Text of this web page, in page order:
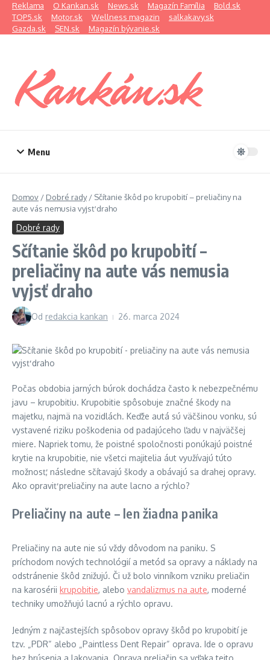
Preskočiť na obsah
Reklama O Kankan.sk News.sk Magazín Família
Bold.sk
TOP5.sk
Motor.sk Wellness magazin
salkakavy.sk
Gazda.sk
SEN.sk Magazín bývanie.sk
Menu
Domov / Dobré rady/ Sčítanie škôd po krupobití – preliačiny na
aute vás nemusia vyjsť draho
Dobré rady
Sčítanie škôd po krupobití –
preliačiny na aute vás nemusia
vyjsť draho
Od redakcia kankan 26. marca 2024
Počas obdobia jarných búrok dochádza často k nebezpečnému
javu – krupobitiu. Krupobitie spôsobuje značné škody na
majetku, najmä na vozidlách. Keďže autá sú väčšinou vonku, sú
vystavené riziku poškodenia od padajúceho ľadu v najväčšej
miere. Napriek tomu, že poistné spoločnosti ponúkajú poistné
krytie na krupobitie, nie všetci majitelia áut využívajú túto
možnosť, následne sčítavajú škody a obávajú sa drahej opravy.
Ako opraviť preliačiny na aute lacno a rýchlo?
Preliačiny na aute – len žiadna panika
Preliačiny na aute nie sú vždy dôvodom na paniku. S
príchodom nových technológií a metód sa opravy a náklady na
odstránenie škôd znižujú. Či už bolo vinníkom vzniku preliačin
na karosérii krupobitie, alebo vandalizmus na aute, moderné
techniky umožňujú lacnú a rýchlo opravu.
Jedným z najčastejších spôsobov opravy škôd po krupobití je
tzv. „PDR“ alebo „Paintless Dent Repair“ oprava. Ide o opravu